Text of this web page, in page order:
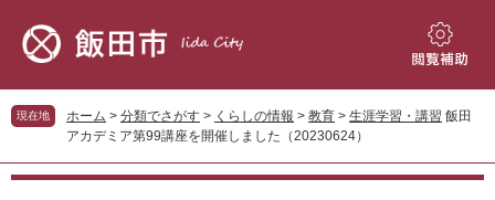
先
頭
す。
を
飛
し
閲
補
現在地 ホーム > 分類でさがす > くらしの情報 > 教育 > 生涯学習・講習 飯田
アカデミア第99講座を開催しました（20230624）
本